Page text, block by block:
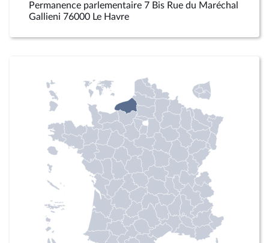
Permanence parlementaire 7 Bis Rue du Maréchal
Gallieni 76000 Le Havre